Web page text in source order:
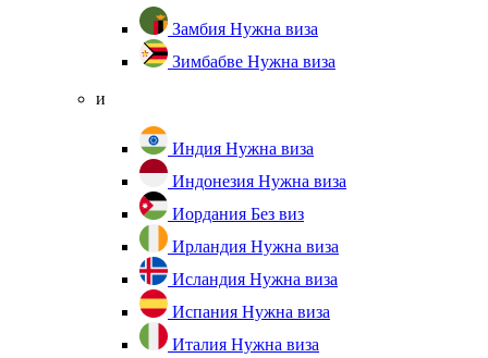
Замбия Нужна виза
Зимбабве Нужна виза
и
Индия Нужна виза
Индонезия Нужна виза
Иордания Без виз
Ирландия Нужна виза
Исландия Нужна виза
Испания Нужна виза
Италия Нужна виза